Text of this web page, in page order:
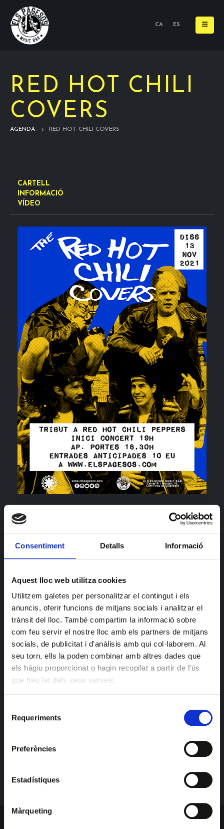
Consentiment Detalls Informació
Aquest lloc web utilitza cookies
Utilitzem galetes per personalitzar el contingut i els
anuncis, oferir funcions de mitjans socials i analitzar el
trànsit del lloc. També compartim la informació sobre
com feu servir el nostre lloc amb els partners de mitjans
socials, de publicitat i d'anàlisis amb qui col·laborem. Al
seu torn, ells la poden combinar amb altres dades que
els hàgiu proporcionat o hagin recopilat a partir de l'ús
que heu fet dels seus serveis.
Requeriments
Preferències
Estadístiques
Màrqueting
CA ES
RED HOT CHILI
COVERS
AGENDA RED HOT CHILI COVERS
CARTELL
INFORMACIÓ
VÍDEO
Fans dels Red Hot, esteu de sort: els Red Hot Chili
Covers porten als escenaris d'arreu els millors temes
de gaudir.
ENTRADES ANTICIPADES AQUÍ!